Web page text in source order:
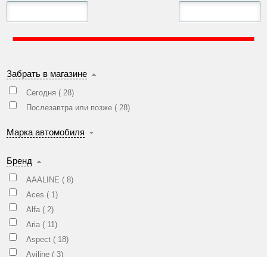
Забрать в магазине
Сегодня ( 28)
Послезавтра или позже ( 28)
Марка автомобиля
Бренд
AAALINE ( 8)
Aces ( 1)
Alfa ( 2)
Aria ( 11)
Aspect ( 18)
Aviline ( 3)